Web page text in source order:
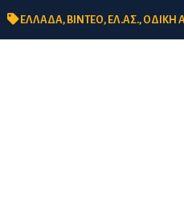
ΕΛΛΑΔΑ, ΒΙΝΤΕΟ, ΕΛ.ΑΣ., ΟΔΙΚΗ